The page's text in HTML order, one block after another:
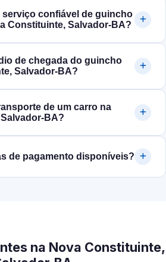
confiável de guincho
Constituinte, Salvador‑BA?
de chegada do guincho
Salvador‑BA?
de um carro na
de pagamento disponíveis?
na Nova Constituinte,